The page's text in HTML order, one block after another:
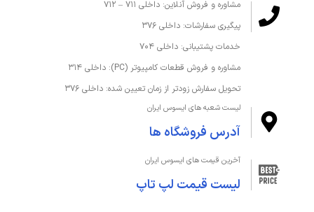
ظرفیت حافظه رم 64 گیگابایت
M.2 NVMe™ PCIe® 4.0 SSD
نوع حافظه داخلی SSD
نوع حافظه رم DDR5
صفحه‌نمایش و تصویر
مشاوره و فروش آنلاین: داخلی ۷۱۱ – ۷۱۲
پیگیری سفارشات: داخلی ۳۷۶
خدمات پشتیبانی: داخلی ۷۰۴
مشاوره و فروش قطعات کامپیوتر (PC): داخلی ۳۱۴
تحویل سفارش زودتر از زمان تعیین شده: داخلی ۳۷۶
لیست شعبه های ایسوس ایران
آدرس فروشگاه ها
آخرین قیمت های ایسوس ایران
لیست قیمت لپ تاپ